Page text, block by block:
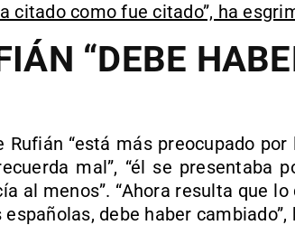
citado como fue citado”, ha
“DEBE
“está más preocupado
mal”, “él se presentaba
al menos”. “Ahora resulta que
debe haber cambiado”,